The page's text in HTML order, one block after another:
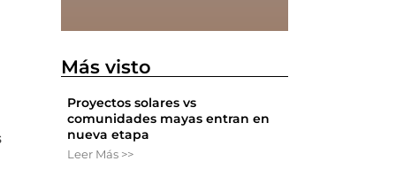
Más visto
Proyectos solares vs
comunidades mayas entran en
nueva etapa
Leer Más >>